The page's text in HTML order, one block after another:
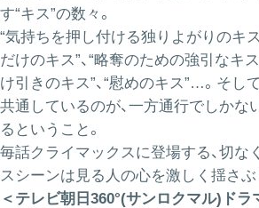
す“キス”の数々。
“気持ちを押し付ける独りよがりのキス
だけのキス”、“略奪のための強引なキ
け引きのキス”、“慰めのキス”…。そし
共通しているのが、一方通行でしかな
るということ。
毎話クライマックスに登場する、切な
スシーンは見る人の心を激しく揺さぶ
＜テレビ朝日360°(サンロクマル)ドラ